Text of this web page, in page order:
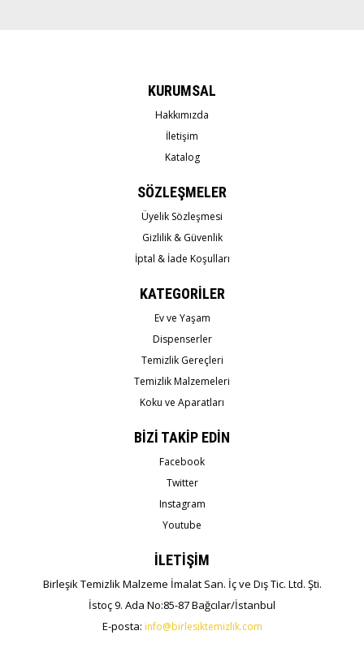
KURUMSAL
Hakkımızda
İletişim
Katalog
SÖZLEŞMELER
Üyelik Sözleşmesi
Gizlilik & Güvenlik
İptal & İade Koşulları
KATEGORİLER
Ev ve Yaşam
Dispenserler
Temizlik Gereçleri
Temizlik Malzemeleri
Koku ve Aparatları
BİZİ TAKİP EDİN
Facebook
Twitter
Instagram
Youtube
İLETİŞİM
Birleşik Temizlik Malzeme İmalat San. İç ve Dış Tic. Ltd. Şti.
İstoç 9. Ada No:85-87 Bağcılar/İstanbul
E-posta: info@birlesiktemizlik.com